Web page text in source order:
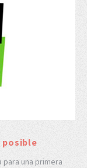
posible
una primera